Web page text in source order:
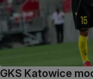
GKS Katowice